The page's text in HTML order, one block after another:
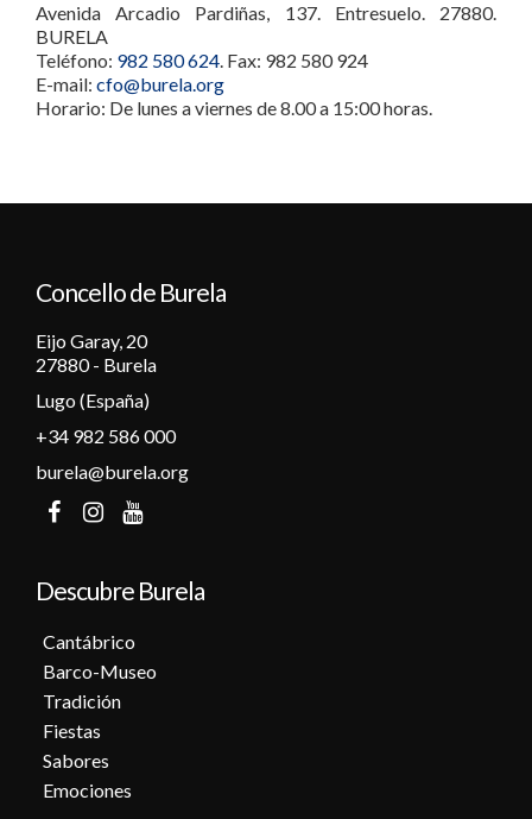
Avenida Arcadio Pardiñas, 137. Entresuelo. 27880.
BURELA
Teléfono: 982 580 624. Fax: 982 580 924
E-mail: cfo@burela.org
Horario: De lunes a viernes de 8.00 a 15:00 horas.
Concello de Burela
Eijo Garay, 20
27880 - Burela
Lugo (España)
+34 982 586 000
burela@burela.org
Descubre Burela
Cantábrico
Barco-Museo
Tradición
Fiestas
Sabores
Emociones